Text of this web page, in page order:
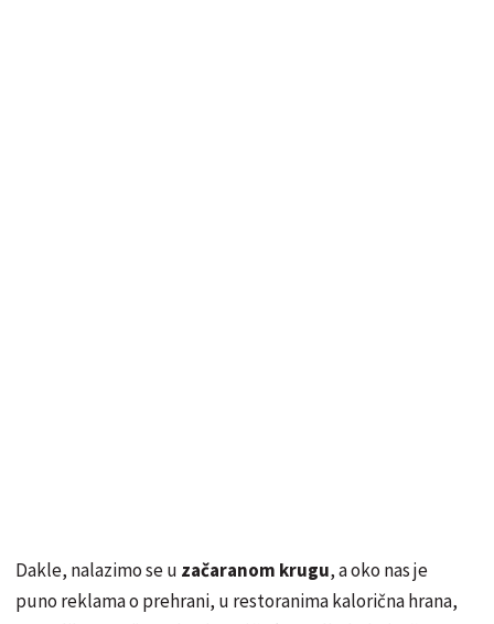
Dakle, nalazimo se u začaranom krugu, a oko nas je
puno reklama o prehrani, u restoranima kalorična hrana,